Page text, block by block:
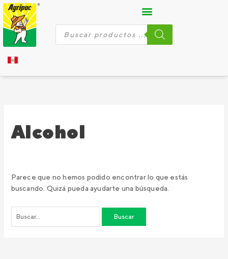
Ir
al
contenido
Búsqueda
Alcohol
Parece que no hemos podido encontrar lo que estás
buscando. Quizá pueda ayudarte una búsqueda.
Buscar
por: